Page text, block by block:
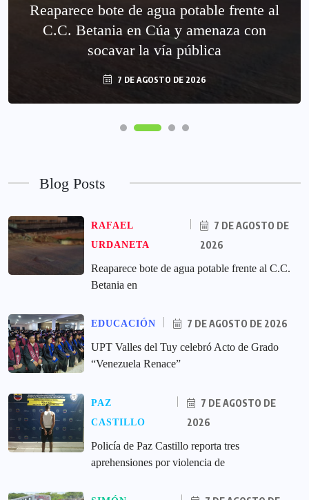
Reaparece bote de agua potable frente al
C.C. Betania en Cúa y amenaza con
socavar la vía pública
7 DE AGOSTO DE 2026
Blog Posts
RAFAEL
URDANETA
7 DE AGOSTO DE
2026
Reaparece bote de agua potable frente al C.C.
Betania en
EDUCACIÓN
7 DE AGOSTO DE 2026
UPT Valles del Tuy celebró Acto de Grado
“Venezuela Renace”
PAZ
CASTILLO
7 DE AGOSTO DE
2026
‎Policía de Paz Castillo reporta tres
aprehensiones por violencia de